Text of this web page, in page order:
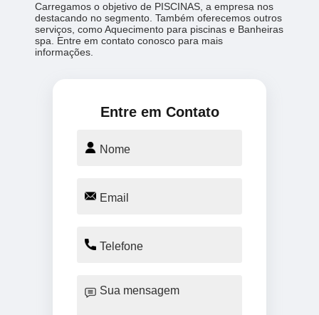
Carregamos o objetivo de PISCINAS, a empresa nos
destacando no segmento. Também oferecemos outros
serviços, como Aquecimento para piscinas e Banheiras
spa. Entre em contato conosco para mais
informações.
Entre em Contato